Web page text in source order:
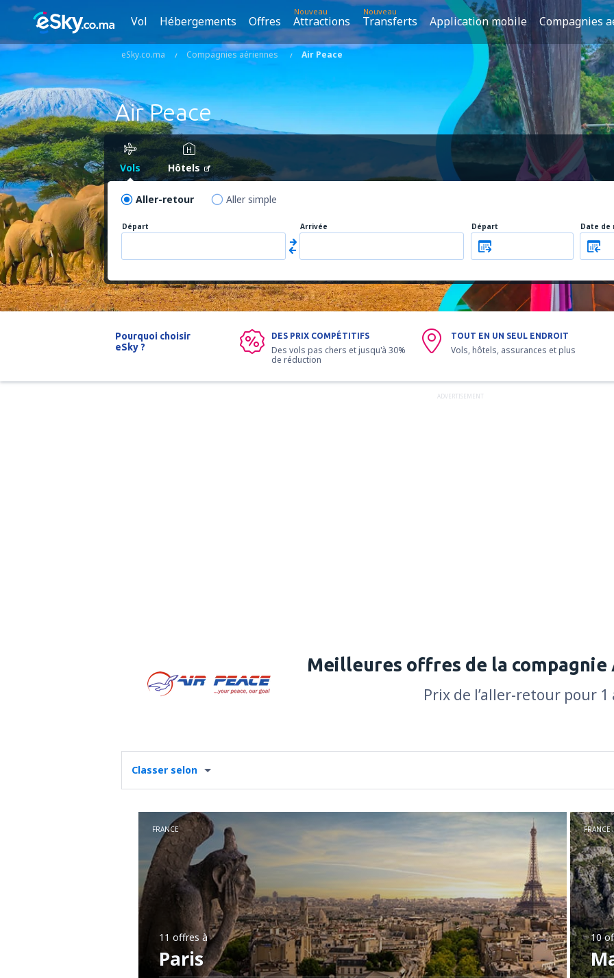
Vol Hébergements Offres
Nouveau
Attractions
Nouveau
Transferts Application mobile Compagnies
eSky.co.ma Compagnies aériennes Air Peace
Air Peace
Vols Hôtels
Aller-retour Aller simple
Départ Arrivée Départ Date de
Pourquoi choisir
eSky ?
DES PRIX COMPÉTITIFS
Des vols pas chers et jusqu'à 30%
de réduction
TOUT EN UN SEUL ENDROIT
Vols, hôtels, assurances et plus
ADVERTISEMENT
Meilleures offres de la compagnie
Prix de l’aller-retour pour
Classer selon
FRANCE
11 offres à
Paris
FRANCE
10